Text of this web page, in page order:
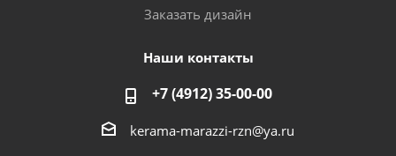
Заказать дизайн
Наши контакты
+7 (4912) 35-00-00
kerama-marazzi-rzn@ya.ru